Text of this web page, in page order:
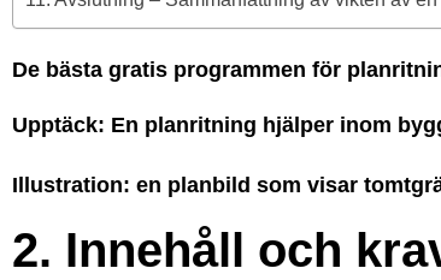
De bästa gratis programmen för
Upptäck: En planritning hjälper inom
Illustration: en planbild som visar
2. Innehåll och